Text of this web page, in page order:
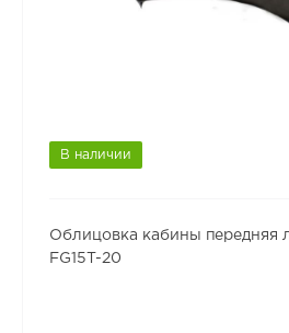
В наличии
Облицовка кабины передняя
FG15T-20